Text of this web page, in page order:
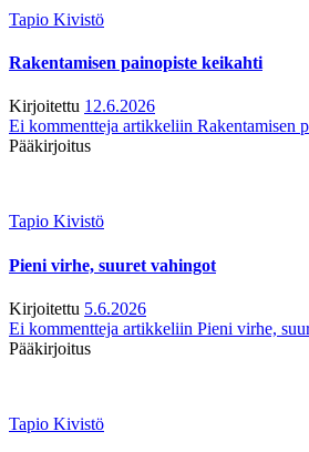
Tapio Kivistö
Rakentamisen painopiste keikahti
Kirjoitettu 12.6.2026
Ei kommentteja artikkeliin Rakentamisen
Pääkirjoitus
Tapio Kivistö
Pieni virhe, suuret vahingot
Kirjoitettu 5.6.2026
Ei kommentteja artikkeliin Pieni virhe,
Pääkirjoitus
Tapio Kivistö